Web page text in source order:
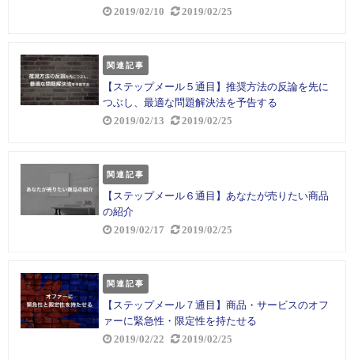
2019/02/10 2019/02/25
関連記事
【ステップメール５通目】推奨方法の反論を先に
つぶし、最適な問題解決法を予告する
2019/02/13 2019/02/25
関連記事
【ステップメール６通目】あなたが売りたい商品
の紹介
2019/02/17 2019/02/25
関連記事
【ステップメール７通目】商品・サービスのオフ
ァーに緊急性・限定性を持たせる
2019/02/22 2019/02/25